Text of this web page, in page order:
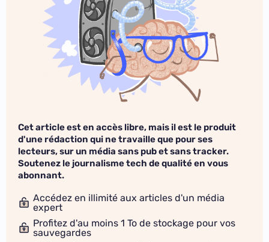
Cet article est en accès libre, mais il est le produit
d'une rédaction qui ne travaille que pour ses
lecteurs, sur un média sans pub et sans tracker.
Soutenez le journalisme tech de qualité en vous
abonnant.
Accédez en illimité aux articles d'un média
expert
Profitez d'au moins 1 To de stockage pour vos
sauvegardes